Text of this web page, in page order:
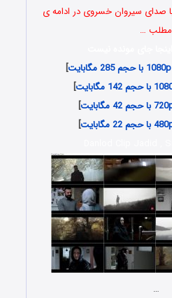
صدای سیروان خسروی در ادامه ی
مطلب …
]
]
]
]
…